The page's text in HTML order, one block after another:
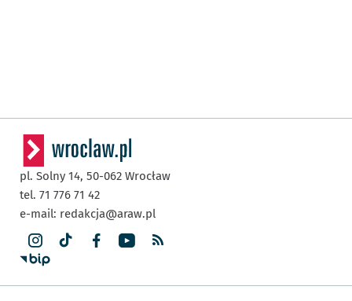
pl. Solny 14, 50-062 Wrocław
tel. 71 776 71 42
e-mail: redakcja@araw.pl